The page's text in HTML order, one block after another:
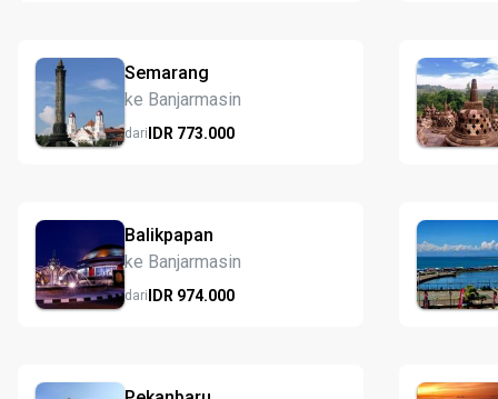
Semarang
ke Banjarmasin
dariIDR 773.000
Balikpapan
ke Banjarmasin
dariIDR 974.000